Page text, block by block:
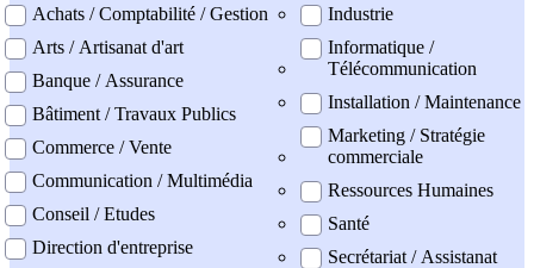
professionel
Achats / Comptabilité / Gestion
Arts / Artisanat d'art
Banque / Assurance
Bâtiment / Travaux Publics
Commerce / Vente
Communication / Multimédia
Conseil / Etudes
Direction d'entreprise
Industrie
Informatique /
Télécommunication
Installation / Maintenance
Marketing / Stratégie
commerciale
Ressources Humaines
Santé
Secrétariat / Assistanat